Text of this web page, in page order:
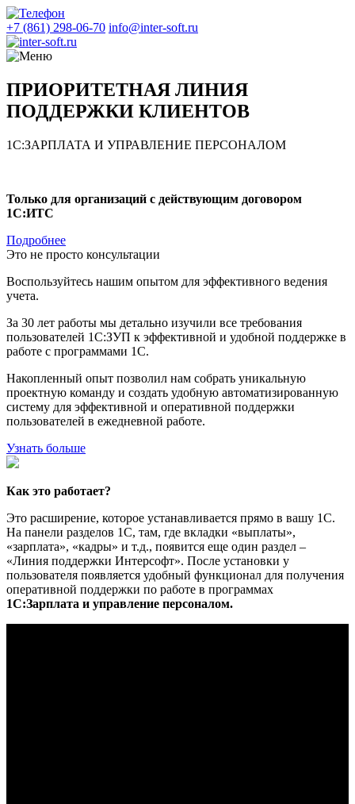
+7 (861) 298-06-70 info@inter-soft.ru
ПРИОРИТЕТНАЯ ЛИНИЯ
ПОДДЕРЖКИ КЛИЕНТОВ
1С:ЗАРПЛАТА И УПРАВЛЕНИЕ ПЕРСОНАЛОМ
Только для организаций с действующим договором
1С:ИТС
Подробнее
Это не просто консультации
Воспользуйтесь нашим опытом для эффективного ведения
учета.
За 30 лет работы мы детально изучили все требования
пользователей 1С:ЗУП к эффективной и удобной поддержке в
работе с программами 1С.
Накопленный опыт позволил нам собрать уникальную
проектную команду и создать удобную автоматизированную
систему для эффективной и оперативной поддержки
пользователей в ежедневной работе.
Узнать больше
Как это работает?
Это расширение, которое устанавливается прямо в вашу 1С.
На панели разделов 1С, там, где вкладки «выплаты»,
«зарплата», «кадры» и т.д., появится еще один раздел –
«Линия поддержки Интерсофт». После установки у
пользователя появляется удобный функционал для получения
оперативной поддержки по работе в программах
1С:Зарплата и управление персоналом.